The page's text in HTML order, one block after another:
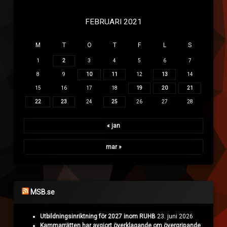
FEBRUARI 2021
M T O T F L S
1 2 3 4 5 6 7
8 9 10 11 12 13 14
15 16 17 18 19 20 21
22 23 24 25 26 27 28
« jan
mar »
MSB.se
Utbildningsinriktning för 2027 inom RUHB 23. juni 2026
Kammarrätten har avgjort överklagande om övergripande